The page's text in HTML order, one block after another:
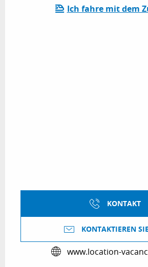
Ich fahre mit dem
KONTAKT
KONTAKTIEREN
www.location-